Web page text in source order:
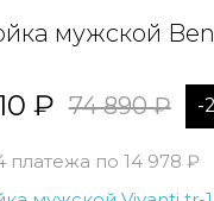
мужской
₽ 74 890 ₽ -
платежа по 14 978 ₽